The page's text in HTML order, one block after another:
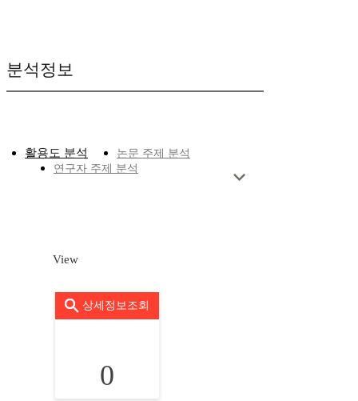
분석정보
활용도 분석
논문 주제 분석
연구자 주제 분석
View
상세정보조회
0